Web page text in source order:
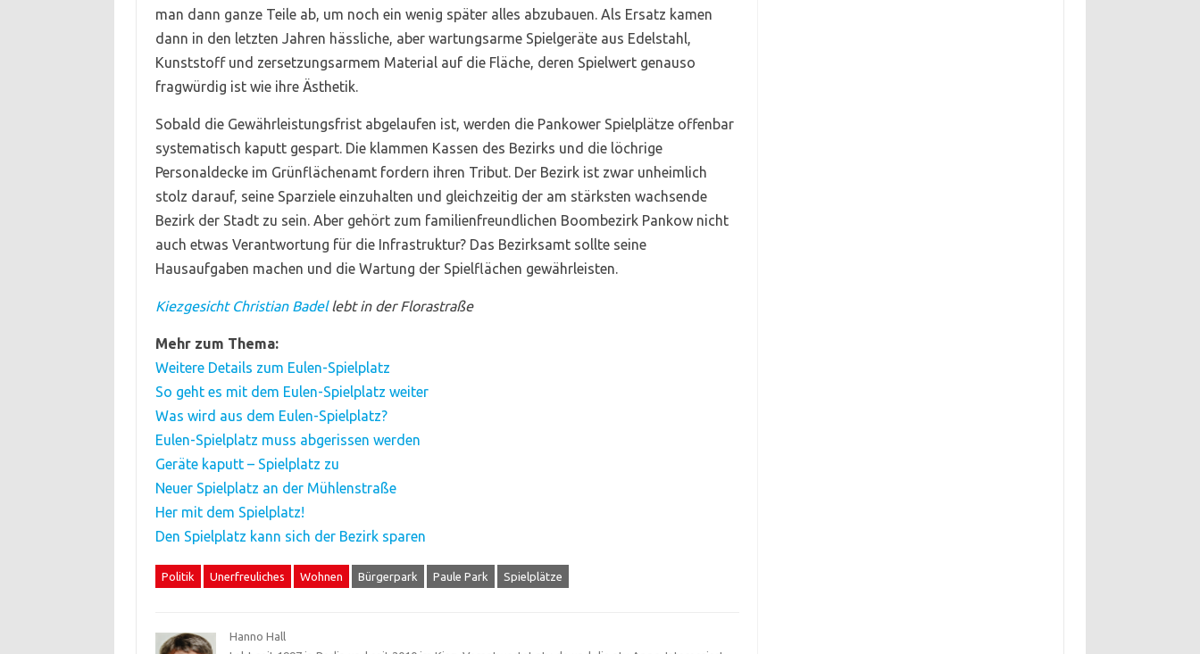
man dann ganze Teile ab, um noch ein wenig später alles abzubauen. Als Ersatz kamen
dann in den letzten Jahren hässliche, aber wartungsarme Spielgeräte aus Edelstahl,
Kunststoff und zersetzungsarmem Material auf die Fläche, deren Spielwert genauso
fragwürdig ist wie ihre Ästhetik.
Sobald die Gewährleistungsfrist abgelaufen ist, werden die Pankower Spielplätze offenbar
systematisch kaputt gespart. Die klammen Kassen des Bezirks und die löchrige
Personaldecke im Grünflächenamt fordern ihren Tribut. Der Bezirk ist zwar unheimlich
stolz darauf, seine Sparziele einzuhalten und gleichzeitig der am stärksten wachsende
Bezirk der Stadt zu sein. Aber gehört zum familienfreundlichen Boombezirk Pankow nicht
auch etwas Verantwortung für die Infrastruktur? Das Bezirksamt sollte seine
Hausaufgaben machen und die Wartung der Spielflächen gewährleisten.
Kiezgesicht Christian Badellebt in der Florastraße
Mehr zum Thema:
Weitere Details zum Eulen-Spielplatz
So geht es mit dem Eulen-Spielplatz weiter
Was wird aus dem Eulen-Spielplatz?
Eulen-Spielplatz muss abgerissen werden
Geräte kaputt – Spielplatz zu
Neuer Spielplatz an der Mühlenstraße
Her mit dem Spielplatz!
Den Spielplatz kann sich der Bezirk sparen
Politik Unerfreuliches Wohnen Bürgerpark Paule Park Spielplätze
Hanno Hall